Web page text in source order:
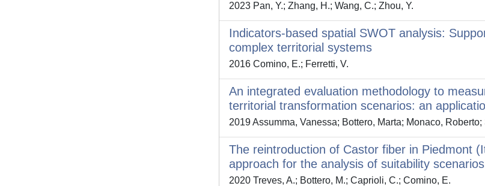
2023 Pan, Y.; Zhang, H.; Wang, C.; Zhou, Y.
Indicators-based spatial SWOT analysis:
complex territorial systems
2016 Comino, E.; Ferretti, V.
An integrated evaluation methodology to
territorial transformation scenarios: an
2019 Assumma, Vanessa; Bottero, Marta; Monaco,
The reintroduction of Castor fiber in Piedmont
approach for the analysis of suitability scenarios
2020 Treves, A.; Bottero, M.; Caprioli, C.; Comino, E.